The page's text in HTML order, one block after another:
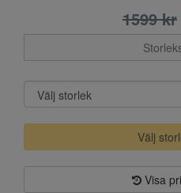
1599 kr
Välj
Visa